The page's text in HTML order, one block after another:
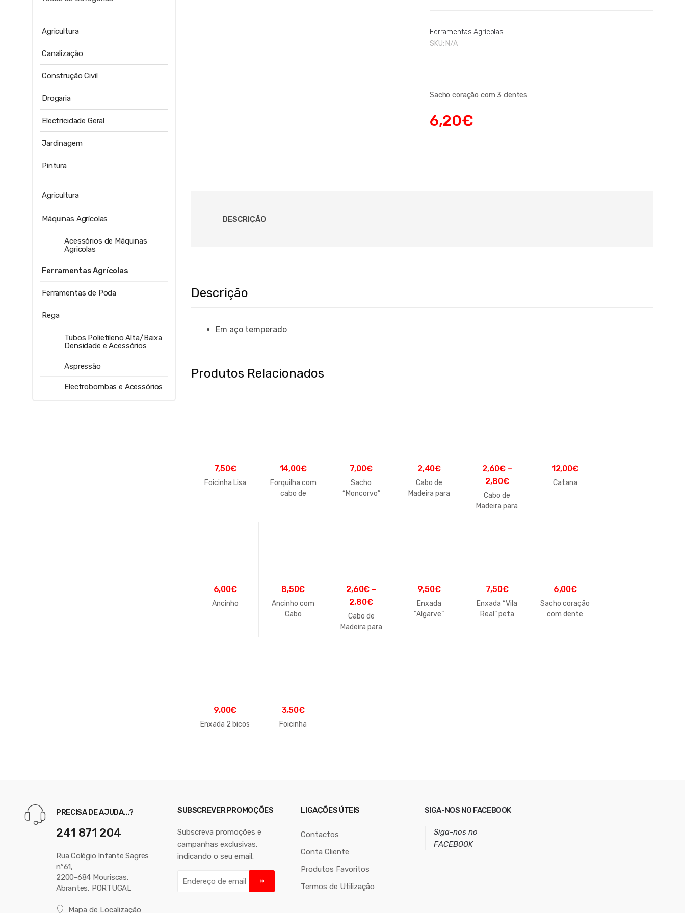
Ferramentas Agrícolas
SKU: N/A
Sacho coração com 3 dentes
6,20€
DESCRIÇÃO
Descrição
Em aço temperado
Produtos Relacionados
7,50€
Foicinha Lisa
14,00€
Forquilha com
cabo de
7,00€
Sacho
“Moncorvo”
2,40€
Cabo de
Madeira para
2,60€ –
2,80€
Cabo de
Madeira para
12,00€
Catana
6,00€
Ancinho
8,50€
Ancinho com
Cabo
2,60€ –
2,80€
Cabo de
Madeira para
9,50€
Enxada
“Algarve”
7,50€
Enxada “Vila
Real” peta
6,00€
Sacho coração
com dente
9,00€
Enxada 2 bicos
3,50€
Foicinha
Agricultura
Canalização
Construção Civil
Drogaria
Electricidade Geral
Jardinagem
Pintura
Agricultura
Máquinas Agrícolas
Acessórios de Máquinas
Agricolas
Ferramentas Agrícolas
Ferramentas de Poda
Rega
Tubos Polietileno Alta/Baixa
Densidade e Acessórios
Aspressão
Electrobombas e Acessórios
PRECISA DE AJUDA...?
241 871 204
Rua Colégio Infante Sagres
nº61,
2200-684 Mouriscas,
Abrantes, PORTUGAL
Mapa de Localização
SUBSCREVER PROMOÇÕES
Subscreva promoções e
campanhas exclusivas,
indicando o seu email.
LIGAÇÕES ÚTEIS
Contactos
Conta Cliente
Produtos Favoritos
Termos de Utilização
SIGA-NOS NO FACEBOOK
Siga-nos no
FACEBOOK